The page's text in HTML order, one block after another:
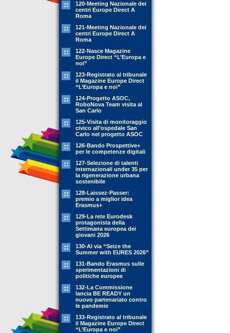
120-Meeting Nazionale dei
centri Europe Direct A
Roma
121-Meeting Nazionale dei
centri Europe Direct A
Roma
122-Nasce Magazine
Europe Direct “L’Europa e
noi”
123-Registrato al tribunale
il Magazine Europe Direct
“L’Europa e noi”
124-Progetto ASOC,
RoboNova Team visita al
San Carlo
125-Visita di monitoraggio
civico all’ospedale San
Carlo nel progetto ASOC
126-Bando Prospettive+
per le competenze digitali
127-Selezione di talenti
internazionali under 35 per
la rigenerazione urbana
sostenibile
128-Laissez-Passer:
premio a miglior idea
Erasmus+
129-La rete Eurodesk
protagonista della
Settimana europea dei
giovani 2026
130-Al via “Seize the
Summer with EURES 2026”
131-Bando Erasmus sulle
sperimentazioni di
politiche europee
132-La Commissione
lancia BE READY un
nuovo partenariato contro
le pandemie
133-Registrato al tribunale
il Magazine Europe Direct
“L’Europa e noi”